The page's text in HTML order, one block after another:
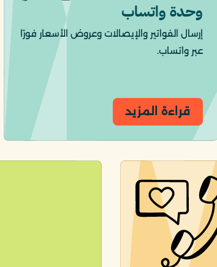
وحدة واتساب
إرسال الفواتير والإيصالات وعروض الأسعار فورًا
عبر واتساب.
قراءة المزيد